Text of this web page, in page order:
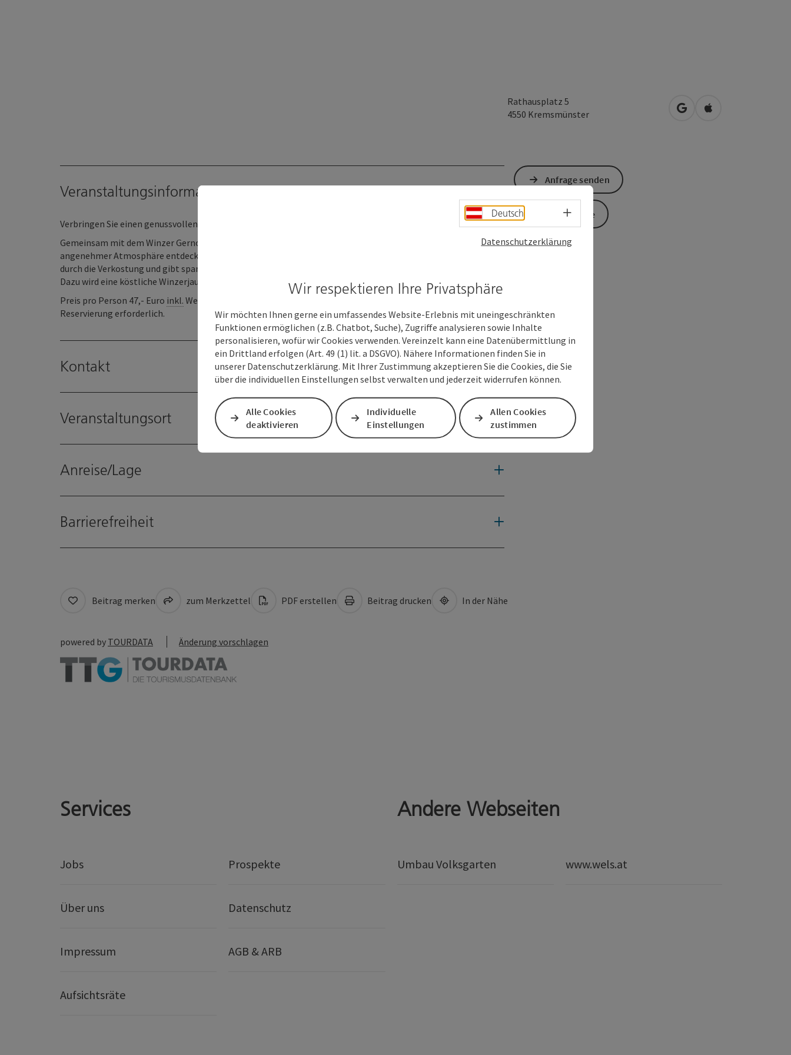
Rathausplatz 5
4550 Kremsmünster in Google Maps öffnen
in Apple Maps
Veranstaltungsinformationen
Verbringen Sie einen genussvollen Abend rund um das Thema Wein.
Gemeinsam mit dem Winzer Gernot Temmel aus Sausal in der Südsteiermark ausgewählte Weine in
angenehmer Atmosphäre entdecken. Mit viel Leidenschaft, Witz und Fachwissen führt der Winzer persönlich
durch die Verkostung und gibt spannende Einblicke in Herkunft, Herstellung und Besonderheiten seiner Weine.
Dazu wird eine köstliche Winzerjause serviert.
Preis pro Person 47,- Euro inkl. Weinproben und Jause
Reservierung erforderlich.
Kontakt
Veranstaltungsort
Anreise/Lage
Barrierefreiheit
Anfrage senden
Zur Website
Beitrag merken zum Merkzettel PDF erstellen Beitrag drucken In der Nähe
powered by TOURDATA Änderung vorschlagen
Services
Jobs Prospekte
Über uns Datenschutz
Impressum AGB & ARB
Aufsichtsräte
Andere Webseiten
Umbau Volksgarten www.wels.at
Deutsch Sprachwahl - Menü öffnen
Datenschutzerklärung
Wir respektieren Ihre Privatsphäre
Wir möchten Ihnen gerne ein umfassendes Website-Erlebnis mit uneingeschränkten
Funktionen ermöglichen (z.B. Chatbot, Suche), Zugriffe analysieren sowie Inhalte
personalisieren, wofür wir Cookies verwenden. Vereinzelt kann eine Datenübermittlung in
ein Drittland erfolgen (Art. 49 (1) lit. a DSGVO). Nähere Informationen finden Sie in
unserer Datenschutzerklärung. Mit Ihrer Zustimmung akzeptieren Sie die Cookies, die Sie
über die individuellen Einstellungen selbst verwalten und jederzeit widerrufen können.
Alle Cookies
deaktivieren
Individuelle
Einstellungen
Allen Cookies
zustimmen